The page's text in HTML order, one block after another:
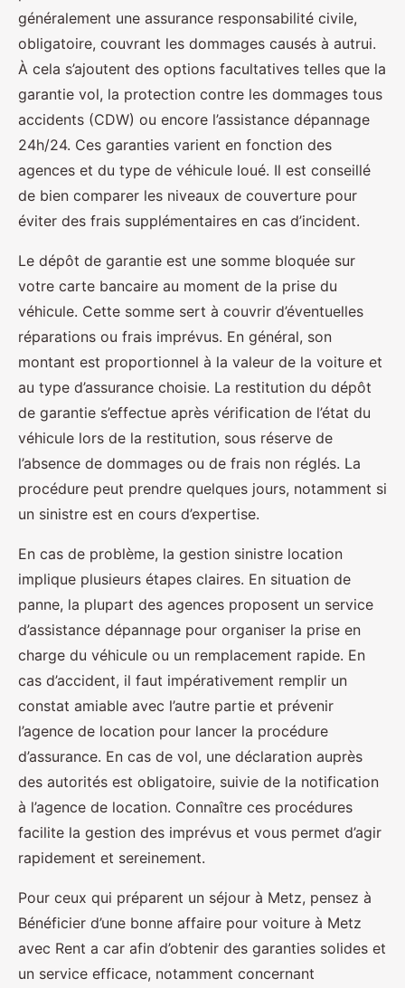
généralement une assurance responsabilité civile,
obligatoire, couvrant les dommages causés à autrui.
À cela s’ajoutent des options facultatives telles que la
garantie vol, la protection contre les dommages tous
accidents (CDW) ou encore l’assistance dépannage
24h/24. Ces garanties varient en fonction des
agences et du type de véhicule loué. Il est conseillé
de bien comparer les niveaux de couverture pour
éviter des frais supplémentaires en cas d’incident.
Le dépôt de garantie est une somme bloquée sur
votre carte bancaire au moment de la prise du
véhicule. Cette somme sert à couvrir d’éventuelles
réparations ou frais imprévus. En général, son
montant est proportionnel à la valeur de la voiture et
au type d’assurance choisie. La restitution du dépôt
de garantie s’effectue après vérification de l’état du
véhicule lors de la restitution, sous réserve de
l’absence de dommages ou de frais non réglés. La
procédure peut prendre quelques jours, notamment si
un sinistre est en cours d’expertise.
En cas de problème, la gestion sinistre location
implique plusieurs étapes claires. En situation de
panne, la plupart des agences proposent un service
d’assistance dépannage pour organiser la prise en
charge du véhicule ou un remplacement rapide. En
cas d’accident, il faut impérativement remplir un
constat amiable avec l’autre partie et prévenir
l’agence de location pour lancer la procédure
d’assurance. En cas de vol, une déclaration auprès
des autorités est obligatoire, suivie de la notification
à l’agence de location. Connaître ces procédures
facilite la gestion des imprévus et vous permet d’agir
rapidement et sereinement.
Pour ceux qui préparent un séjour à Metz, pensez à
Bénéficier d’une bonne affaire pour voiture à Metz
avec Rent a car afin d’obtenir des garanties solides et
un service efficace, notamment concernant